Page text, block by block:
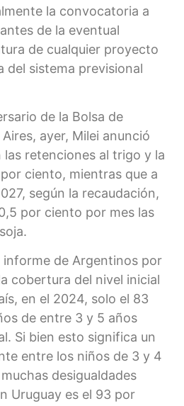
la convocatoria a
de la eventual
de cualquier proyecto
del sistema previsional
de la Bolsa de
ayer, Milei anunció
las retenciones al trigo y la
ciento, mientras que a
según la recaudación,
por ciento por mes las
informe de Argentinos por
cobertura del nivel inicial
en el 2024, solo el 83
de entre 3 y 5 años
Si bien esto significa un
entre los niños de 3 y 4
desigualdades
Uruguay es el 93 por